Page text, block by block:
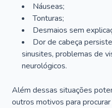
Náuseas;
Tonturas;
Desmaios sem
Dor de cabeça
sinusites, problemas de
neurológicos.
Além dessas situações
outros motivos para